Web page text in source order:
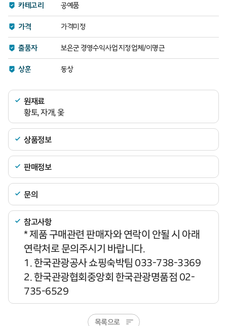
카테고리 공예품
가격 가격미정
출품자 보은군 경영수익사업 지정업체/이명근
상훈 동상
원재료
황토, 자개, 옻
상품정보
판매정보
문의
참고사항
* 제품 구매관련 판매자와 연락이 안될 시 아래
연락처로 문의주시기 바랍니다.
1. 한국관광공사 쇼핑숙박팀 033-738-3369
2. 한국관광협회중앙회 한국관광명품점 02-
735-6529
목록으로